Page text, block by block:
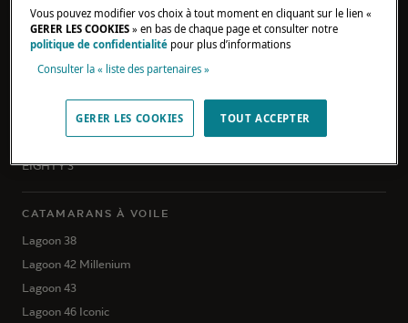
Qualité
ÉVÈNEMENTS
CATAMARANS À MOTEUR
EIGHTY 3
CATAMARANS À VOILE
Lagoon 38
Lagoon 42 Millenium
Lagoon 43
Lagoon 46 Iconic
Vous pouvez modifier vos choix à tout moment en cliquant sur le lien «
GERER LES COOKIES » en bas de chaque page et consulter notre
politique de confidentialité pour plus d’informations
Consulter la « liste des partenaires »
GERER LES COOKIES TOUT ACCEPTER